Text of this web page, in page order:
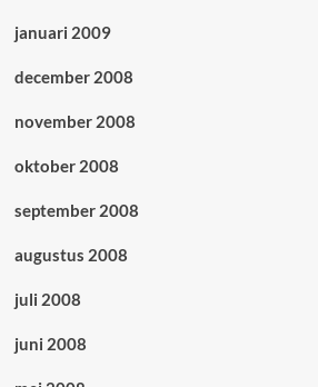
januari 2009
december 2008
november 2008
oktober 2008
september 2008
augustus 2008
juli 2008
juni 2008